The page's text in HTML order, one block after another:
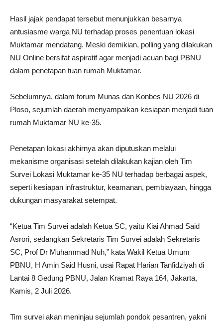
Hasil jajak pendapat tersebut menunjukkan besarnya
antusiasme warga NU terhadap proses penentuan lokasi
Muktamar mendatang. Meski demikian, polling yang dilakukan
NU Online bersifat aspiratif agar menjadi acuan bagi PBNU
dalam penetapan tuan rumah Muktamar.
Sebelumnya, dalam forum Munas dan Konbes NU 2026 di
Ploso, sejumlah daerah menyampaikan kesiapan menjadi tuan
rumah Muktamar NU ke-35.
Penetapan lokasi akhirnya akan diputuskan melalui
mekanisme organisasi setelah dilakukan kajian oleh Tim
Survei Lokasi Muktamar ke-35 NU terhadap berbagai aspek,
seperti kesiapan infrastruktur, keamanan, pembiayaan, hingga
dukungan masyarakat setempat.
“Ketua Tim Survei adalah Ketua SC, yaitu Kiai Ahmad Said
Asrori, sedangkan Sekretaris Tim Survei adalah Sekretaris
SC, Prof Dr Muhammad Nuh,” kata Wakil Ketua Umum
PBNU, H Amin Said Husni, usai Rapat Harian Tanfidziyah di
Lantai 8 Gedung PBNU, Jalan Kramat Raya 164, Jakarta,
Kamis, 2 Juli 2026.
Tim survei akan meninjau sejumlah pondok pesantren, yakni